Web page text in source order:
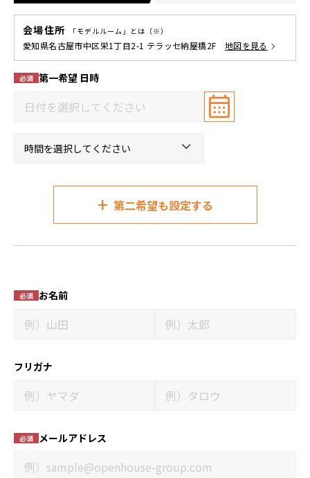
会場住所 「モデルルーム」とは（※）
愛知県名古屋市中区栄1丁目2-1 テラッセ納屋橋2F 地図を見る
必須 第一希望 日時
第二希望も設定する
+
必須 お名前
フリガナ
必須 メールアドレス